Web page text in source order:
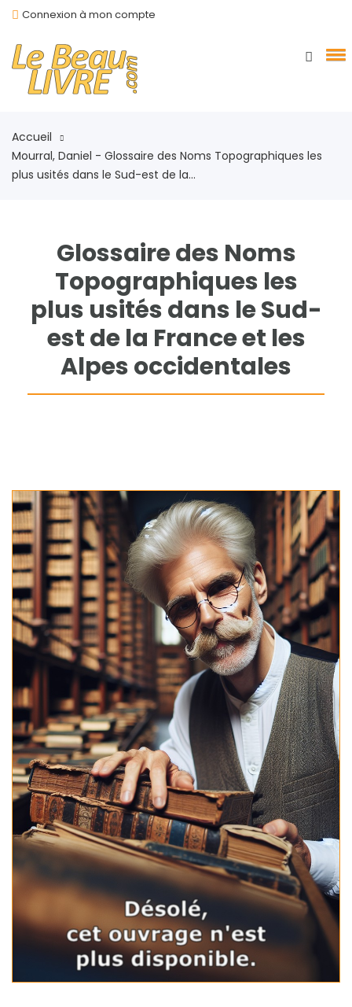
Connexion à mon compte
Accueil
Mourral, Daniel - Glossaire des Noms Topographiques les
plus usités dans le Sud-est de la...
Glossaire des Noms
Topographiques les
plus usités dans le Sud-
est de la France et les
Alpes occidentales